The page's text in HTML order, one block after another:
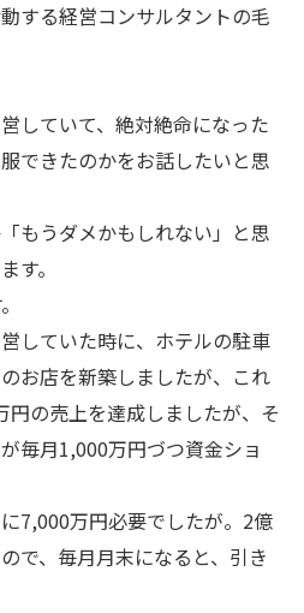
する経営コンサルタントの毛
していて、絶対絶命になった
できたのかをお話したいと思
もうダメかもしれない」と思
す。
していた時に、ホテルの駐車
お店を新築しましたが、これ
円の売上を達成しましたが、そ
毎月1,000万円づつ資金ショ
7,000万円必要でしたが。2億
で、毎月月末になると、引き